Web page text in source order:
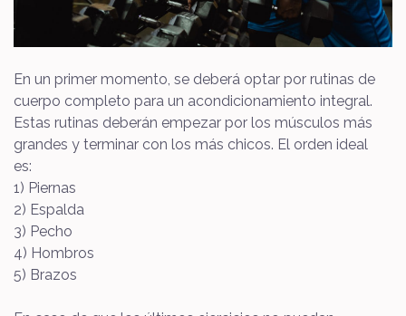
En un primer momento, se deberá optar por rutinas de
cuerpo completo para un acondicionamiento integral.
Estas rutinas deberán empezar por los músculos más
grandes y terminar con los más chicos. El orden ideal
es:
1) Piernas
2) Espalda
3) Pecho
4) Hombros
5) Brazos